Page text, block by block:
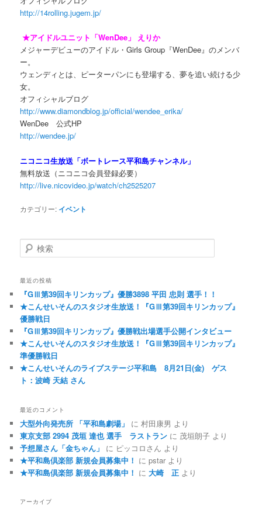
http://14rolling.jugem.jp/
★アイドルユニット「WenDee」 えりか
メジャーデビューのアイドル・Girls Group『WenDee』のメンバ
ー。
ウェンディとは、ピーターパンにも登場する、夢を追い続ける少
女。
オフィシャルブログ
http://www.diamondblog.jp/official/wendee_erika/
WenDee 公式HP
http://wendee.jp/
ニコニコ生放送「ボートレース平和島チャンネル」
無料放送（ニコニコ会員登録必要）
http://live.nicovideo.jp/watch/ch2525207
カテゴリー: イベント
検索
最近の投稿
『GⅢ第39回キリンカップ』優勝3898 平田 忠則 選手！！
★こんせいそんのスタジオ生放送！『GⅢ第39回キリンカップ』
優勝戦日
『GⅢ第39回キリンカップ』優勝戦出場選手公開インタビュー
★こんせいそんのスタジオ生放送！『GⅢ第39回キリンカップ』
準優勝戦日
★こんせいそんのライブステージ平和島 8月21日(金) ゲス
ト：波崎 天結 さん
最近のコメント
大型外向発売所 「平和島劇場」 に村田康男 より
東京支部 2994 茂垣 達也 選手 ラストラン に 茂垣朗子 より
予想屋さん「金ちゃん」
に ピッコロさん より
★平和島倶楽部 新規会員募集中！ にpstar より
★平和島倶楽部 新規会員募集中！ に大崎 正 より
アーカイブ